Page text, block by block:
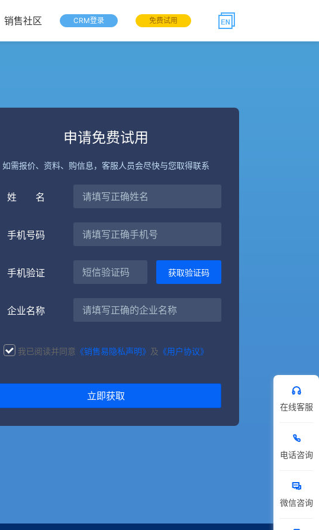
销售社区 CRM登录 免费试用
申请免费试用
如需报价、资料、购信息，客服人员会尽快与您取得联系
姓 名
手机号码
手机验证
企业名称
我已阅读并同意 《销售易隐私声明》 及 《用户协议》
立即获取
在线客服
电话咨询
微信咨询